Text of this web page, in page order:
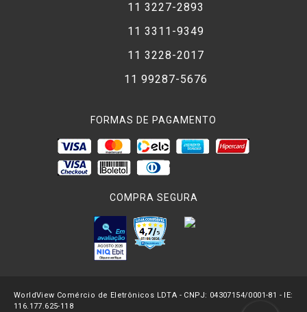
11 3227-2893
11 3311-9349
11 3228-2017
11 99287-5676
FORMAS DE PAGAMENTO
COMPRA SEGURA
WorldView Comércio de Eletrônicos LDTA - CNPJ: 04307154/0001-81 - IE:
116.177.625-118